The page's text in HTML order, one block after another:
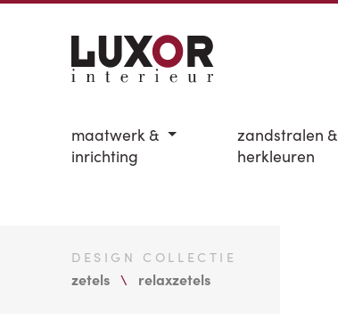
maatwerk &
inrichting
zandstralen &
herkleuren
DESIGN COLLECTIE
zetels relaxzetels